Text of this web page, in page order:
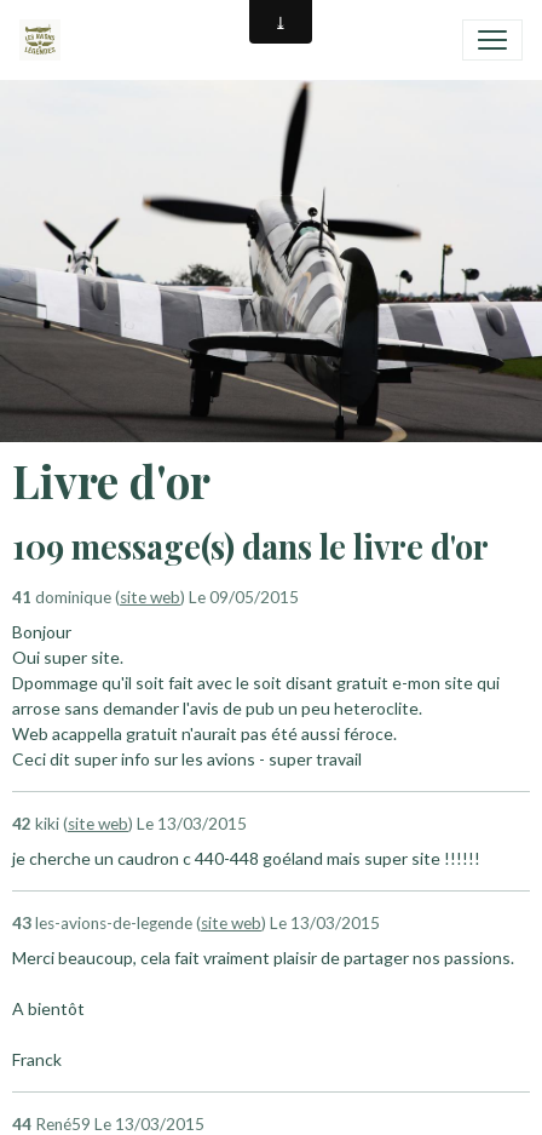
Livre d'or
109 message(s) dans le livre d'or
41 dominique (site web) Le 09/05/2015
Bonjour
Oui super site.
Dpommage qu'il soit fait avec le soit disant gratuit e-mon site qui
arrose sans demander l'avis de pub un peu heteroclite.
Web acappella gratuit n'aurait pas été aussi féroce.
Ceci dit super info sur les avions - super travail
42 kiki (site web) Le 13/03/2015
je cherche un caudron c 440-448 goéland mais super site !!!!!!
43les-avions-de-legende (site web) Le 13/03/2015
Merci beaucoup, cela fait vraiment plaisir de partager nos passions.
A bientôt
Franck
44 René59 Le 13/03/2015